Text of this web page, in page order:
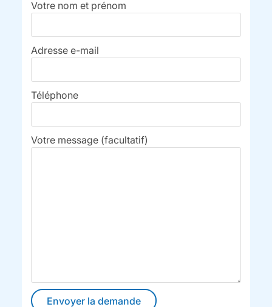
Votre nom et prénom
Adresse e-mail
Téléphone
Votre message (facultatif)